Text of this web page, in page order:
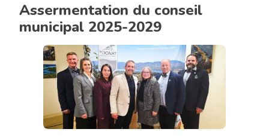
jase
»
novembre
Assermentation du conseil
municipal 2025-2029